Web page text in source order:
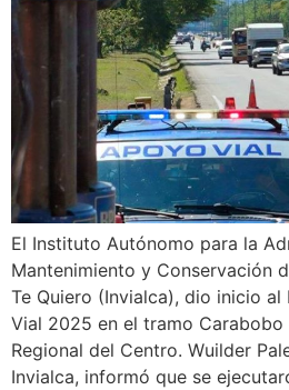
El Instituto Autónomo para la
Mantenimiento y Conservación
Te Quiero (Invialca), dio inicio al
Vial 2025 en el tramo
Regional del Centro. Wuilder
Invialca, informó que se